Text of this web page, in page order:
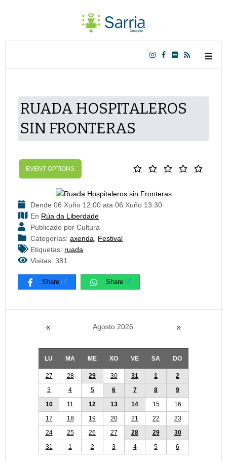
RUADA HOSPITALEROS
SIN FRONTERAS
EVENT OPTIONS
Dende 06 Xuño 12:00 ata 06 Xuño 13:30
En Rúa da Liberdade
Publicado por Cultura
Categorías:axenda, Festival
Etiquetas: ruada
Visitas: 381
Share Share
« Agosto 2026 »
LU MA ME XO VE SA DO
27 28 29 30 31 1
2
3
4 5 6 7 8
9
10
11 12 13 14 15
16
17
18 19 20 21 22
23
24
25 26 27 28 29
30
31
1 2 3 4 5 6